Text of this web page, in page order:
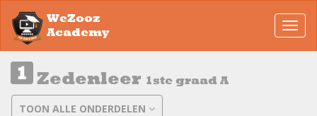
WeZooz
Academy
Zedenleer 1ste graad A
TOON ALLE ONDERDELEN